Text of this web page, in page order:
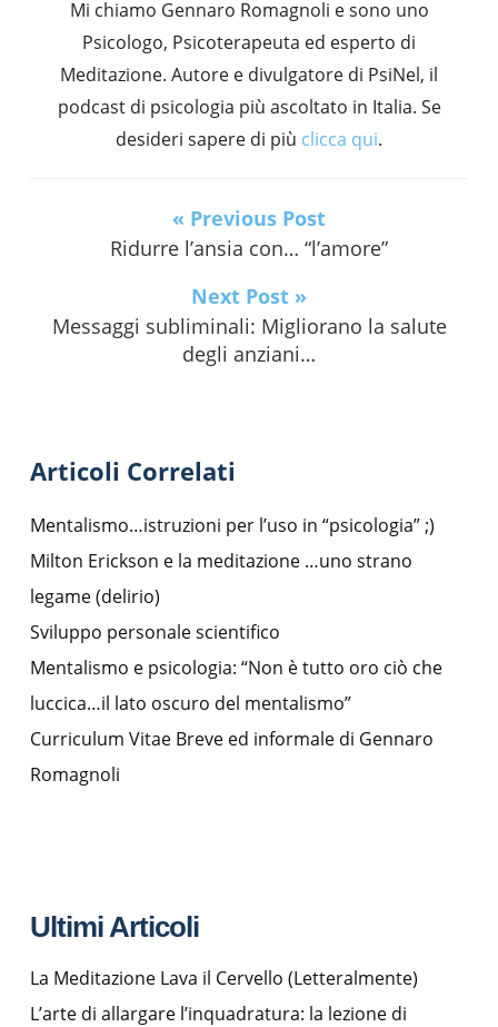
Mi chiamo Gennaro Romagnoli e sono uno
Psicologo, Psicoterapeuta ed esperto di
Meditazione. Autore e divulgatore di PsiNel, il
podcast di psicologia più ascoltato in Italia. Se
desideri sapere di più clicca qui.
« Previous Post
Ridurre l’ansia con… “l’amore”
Next Post »
Messaggi subliminali: Migliorano la salute
degli anziani…
Articoli Correlati
Mentalismo…istruzioni per l’uso in “psicologia” ;)
Milton Erickson e la meditazione …uno strano
legame (delirio)
Sviluppo personale scientifico
Mentalismo e psicologia: “Non è tutto oro ciò che
luccica…il lato oscuro del mentalismo”
Curriculum Vitae Breve ed informale di Gennaro
Romagnoli
Ultimi Articoli
La Meditazione Lava il Cervello (Letteralmente)
L’arte di allargare l’inquadratura: la lezione di